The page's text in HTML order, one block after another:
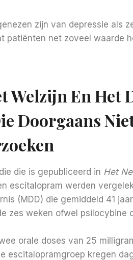
zijn van depressie als
patiënten net zoveel waarde
Welzijn En Het
Doorgaans
die is gepubliceerd in Het
escitalopram werden
(MDD) die gemiddeld 41
zes weken ofwel psilocybine
orale doses van 25
escitalopramgroep kregen